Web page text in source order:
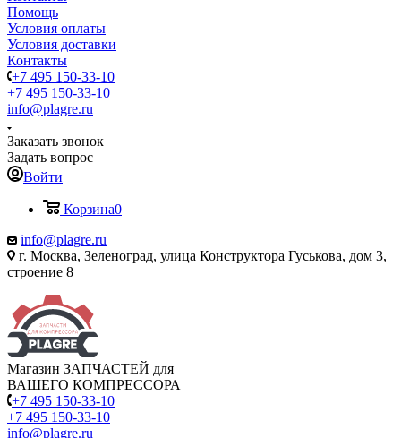
Помощь
Условия оплаты
Условия доставки
Контакты
+7 495 150-33-10
+7 495 150-33-10
info@plagre.ru
Заказать звонок
Задать вопрос
Войти
Корзина0
info@plagre.ru
г. Москва, Зеленоград, улица Конструктора Гуськова, дом 3,
строение 8
Магазин ЗАПЧАСТЕЙ для
ВАШЕГО КОМПРЕССОРА
+7 495 150-33-10
+7 495 150-33-10
info@plagre.ru